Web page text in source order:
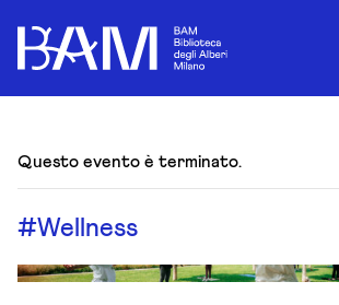
Questo evento è terminato.
#Wellness